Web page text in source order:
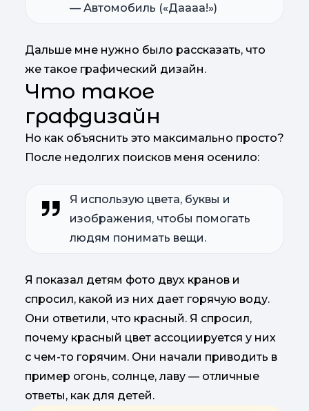
— Автомобиль («Даааа!»)
Дальше мне нужно было рассказать, что
же такое графический дизайн.
Что такое
графдизайн
Но как объяснить это максимально просто?
После недолгих поисков меня осенило:
Я использую цвета, буквы и
изображения, чтобы помогать
людям понимать вещи.
Я показал детям фото двух кранов и
спросил, какой из них дает горячую воду.
Они ответили, что красный. Я спросил,
почему красный цвет ассоциируется у них
с чем-то горячим. Они начали приводить в
пример огонь, солнце, лаву — отличные
ответы, как для детей.